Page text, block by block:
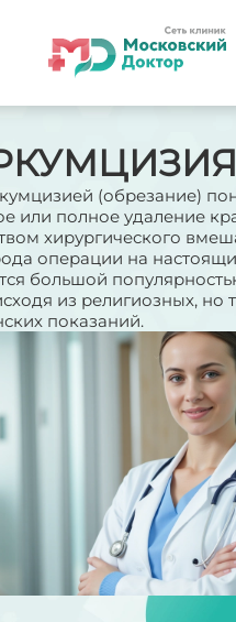
(обрезание)
или полное удаление
хирургического
операции на
большой
из религиозных, но
показаний.